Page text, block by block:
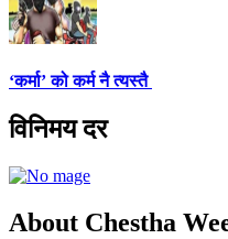
‘कर्मा’ को कर्म नै त्यस्तै
विनिमय दर
About Chestha